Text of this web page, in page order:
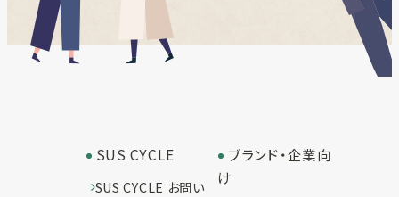
SUS CYCLE
SUS CYCLE お問い
ブランド・企業向
け